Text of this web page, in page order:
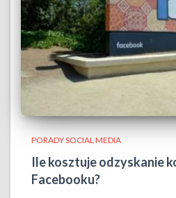
PORADY SOCIAL MEDIA
Ile kosztuje odzyskanie
Facebooku?